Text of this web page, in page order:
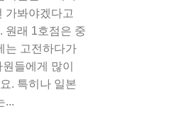
가봐야겠다고
원래 1호점은 중
는 고전하다가
들에게 많이
. 특히나 일본
...